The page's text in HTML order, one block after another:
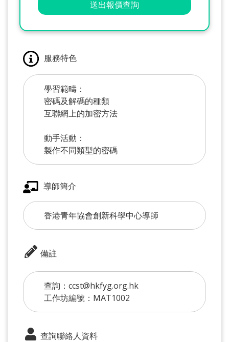
送出報價查詢
服務特色
學習範疇：
密碼及解碼的種類
互聯網上的加密方法
動手活動：
製作不同類型的密碼
導師簡介
香港青年協會創新科學中心導師
備註
查詢：ccst@hkfyg.org.hk
工作坊編號：MAT1002
查詢聯絡人資料